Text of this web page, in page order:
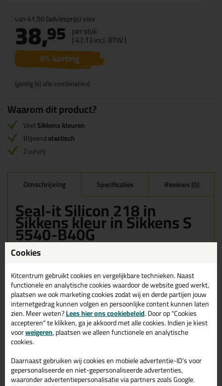
van41,50(adviesprijs) voor
38,95 per stuk
(47,13incl. BTW )
6% korting
(geldig bij alle combinaties)
Waarom dit product?
VeelSikkens kleuren
Blijvendelastisch
Zuurvrij
Omschrijving Specificaties Reviews (0)
Seal-it Silicon 218 in
Sikkens kleur in Sikkens S
5540-B40G
Bestel de Seal-it Silicon 218 in Sikkens kleur in Sikkens S 5540-
B40G vandaag nog! Vandaag besteld = morgen in huis.
Wil je meer weten over de toepassing en kenmerken van dit
product?Lees alles over dit product >
Gerelateerde producten
Cookies
Kitcentrum gebruikt cookies en vergelijkbare technieken. Naast
functionele en analytische cookies waardoor de website goed werkt,
plaatsen we ook marketing cookies zodat wij en derde partijen jouw
internetgedrag kunnen volgen en persoonlijke content kunnen laten
zien. Meer weten?Lees hier ons cookiebeleid. Door op "Cookies
accepteren" te klikken, ga je akkoord met alle cookies. Indien je kiest
voorweigeren, plaatsen we alleen functionele en analytische
cookies.
Daarnaast gebruiken wij cookies en mobiele advertentie-ID’s voor
gepersonaliseerde en niet-gepersonaliseerde advertenties,
waaronder advertentiepersonalisatie via partners zoals Google.